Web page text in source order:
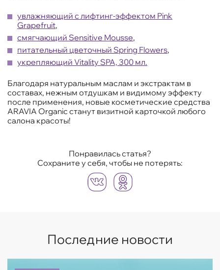
увлажняющий с лифтинг-эффектом Pink
Grapefruit,
смягчающий Sensitive Mousse,
питательный цветочный Spring Flowers,
укрепляющий Vitality SPA, 300 мл.
Благодаря натуральным маслам и экстрактам в
составах, нежным отдушкам и видимому эффекту
после применения, новые косметические средства
ARAVIA Organic станут визитной карточкой любого
салона красоты!
Понравилась статья?
Сохраните у себя, чтобы не потерять:
Последние новости